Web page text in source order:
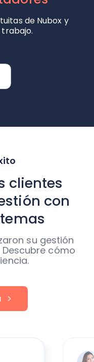
de Nubox y
clientes
con
su gestión
cómo